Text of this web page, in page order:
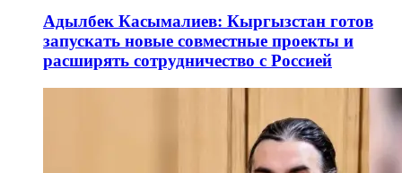
Адылбек Касымалиев: Кыргызстан готов
запускать новые совместные проекты и
расширять сотрудничество с Россией